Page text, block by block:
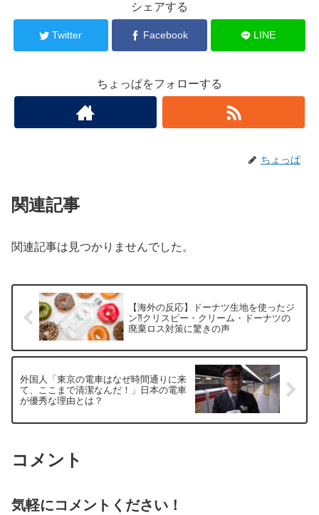
シェアする
Twitter Facebook LINE
ちょっぱをフォローする
ちょっぱ
関連記事
関連記事は見つかりませんでした。
【海外の反応】ドーナツ生地を使ったジ
ン⁈クリスピー・クリーム・ドーナツの
廃棄ロス対策に驚きの声
外国人「東京の電車はなぜ時間通りに来
て、ここまで清潔なんだ！」日本の電車
が優秀な理由とは？
コメント
気軽にコメントください！